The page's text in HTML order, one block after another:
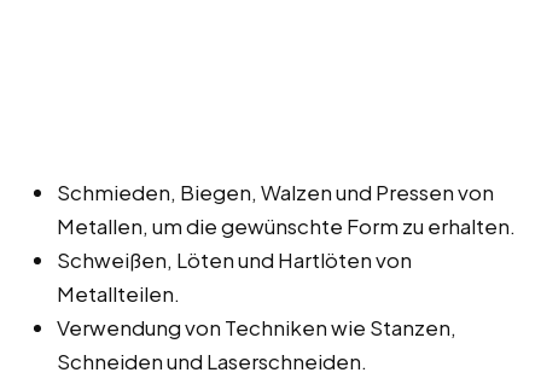
Schmieden, Biegen, Walzen und Pressen von
Metallen, um die gewünschte Form zu erhalten.
Schweißen, Löten und Hartlöten von
Metallteilen.
Verwendung von Techniken wie Stanzen,
Schneiden und Laserschneiden.